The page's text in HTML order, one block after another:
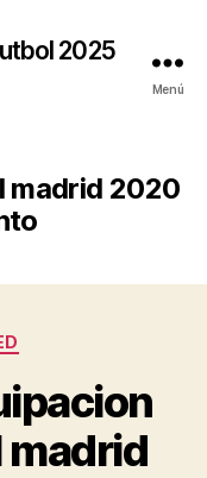
2025
Menú
madrid 2020
madrid